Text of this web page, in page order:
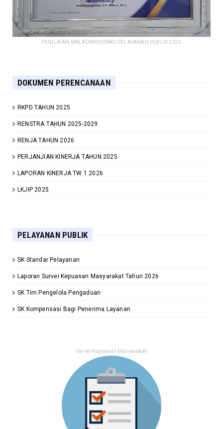
PENILAIAN MALADMINISTRASI PELAYANAN PUBLIK 2025
DOKUMEN PERENCANAAN
RKPD TAHUN 2025
RENSTRA TAHUN 2025-2029
RENJA TAHUN 2026
PERJANJIAN KINERJA TAHUN 2025
LAPORAN KINERJA TW 1 2026
LKJIP 2025
PELAYANAN PUBLIK
SK Standar Pelayanan
Laporan Survei Kepuasan Masyarakat Tahun 2026
SK Tim Pengelola Pengaduan
SK Kompensasi Bagi Penerima Layanan
- Survei Kepuasan Masyarakat -